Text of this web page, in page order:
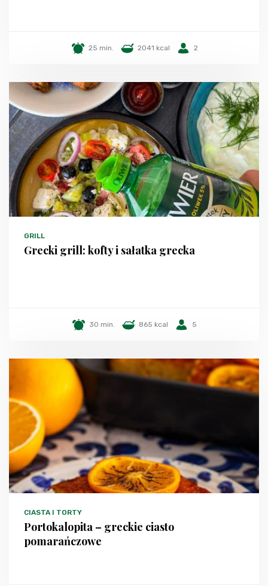
25 min. 2041 kcal 2
GRILL
Grecki grill: kofty i sałatka grecka
30 min. 865 kcal 5
CIASTA I TORTY
Portokalopita – greckie ciasto
pomarańczowe